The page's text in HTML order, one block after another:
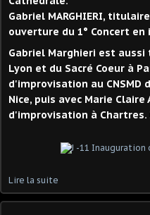
Gabriel MARGHIERI,
ouverture du 1° Concert
Gabriel Marghieri est
Lyon et du Sacré Coeur à
d'improvisation au CNSMD
Nice, puis avec Marie
d'improvisation à
Lire la suite